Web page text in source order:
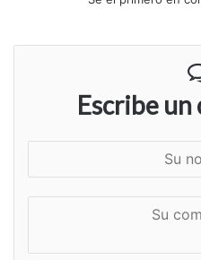
Escribe